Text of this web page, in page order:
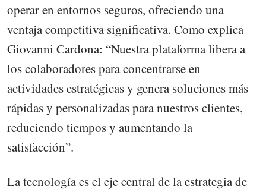
operar en entornos seguros, ofreciendo una
ventaja competitiva significativa. Como explica
Giovanni Cardona: “Nuestra plataforma libera a
los colaboradores para concentrarse en
actividades estratégicas y genera soluciones más
rápidas y personalizadas para nuestros clientes,
reduciendo tiempos y aumentando la
satisfacción”.
La tecnología es el eje central de la estrategia de